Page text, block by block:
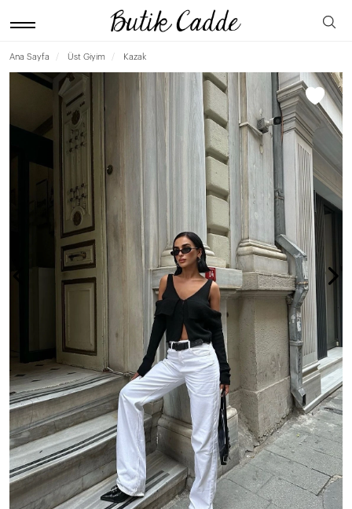
Ana Sayfa Üst Giyim Kazak